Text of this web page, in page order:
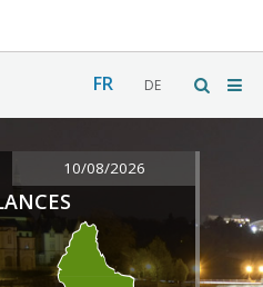
FR DE
10/08/2026